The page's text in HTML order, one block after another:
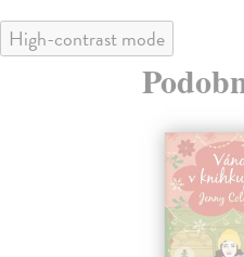
High-contrast mode